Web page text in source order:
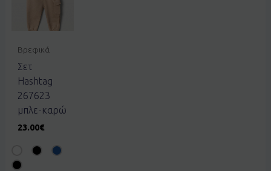
Βρεφικά
Σετ
Hashtag
267623
μπλε-καρώ
23.00€